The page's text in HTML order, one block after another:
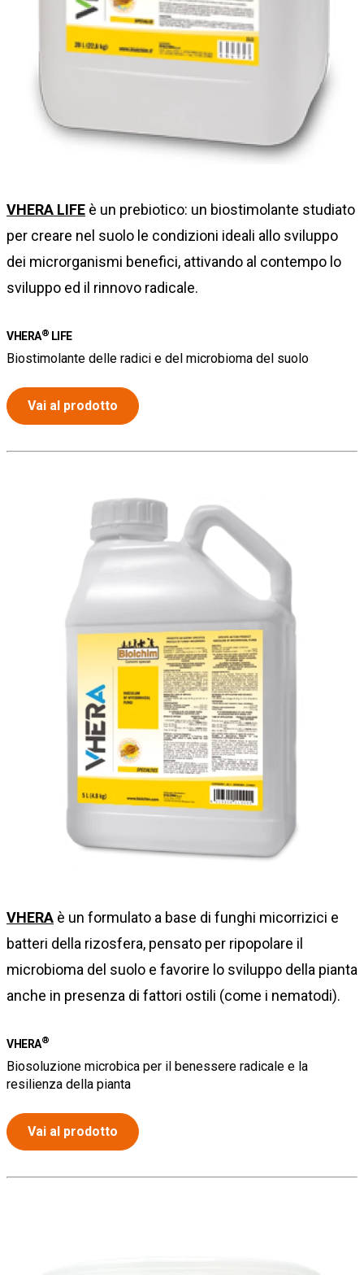
VHERA LIFE è un prebiotico: un biostimolante studiato
per creare nel suolo le condizioni ideali allo sviluppo
dei microrganismi benefici, attivando al contempo lo
sviluppo ed il rinnovo radicale.
VHERA® LIFE
Biostimolante delle radici e del microbioma del suolo
Vai al prodotto
VHERA è un formulato a base di funghi micorrizici e
batteri della rizosfera, pensato per ripopolare il
microbioma del suolo e favorire lo sviluppo della pianta
anche in presenza di fattori ostili (come i nematodi).
VHERA®
Biosoluzione microbica per il benessere radicale e la
resilienza della pianta
Vai al prodotto